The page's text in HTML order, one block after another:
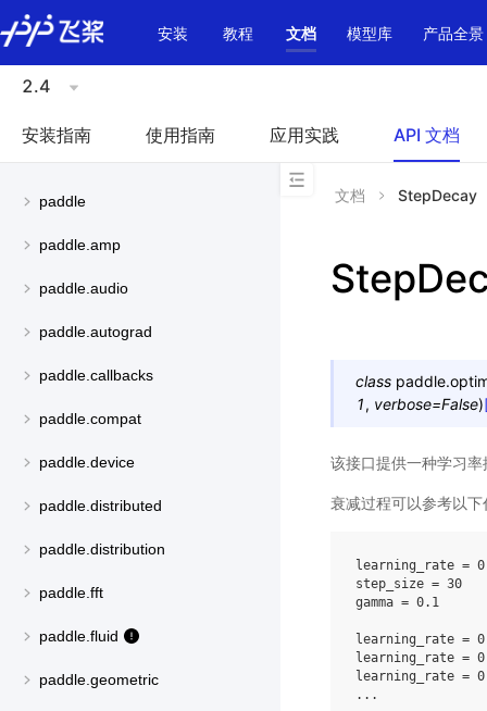
\u200E
安装
教程 文档 模型库 产品全景
2.4
安装指南 使用指南 应用实践 API 文档
paddle
paddle.amp
paddle.audio
paddle.autograd
paddle.callbacks
paddle.compat
paddle.device
paddle.distributed
paddle.distribution
paddle.fft
paddle.fluid
paddle.geometric
文档 StepDecay
class
1, verbose=False)
该接口提供一种学习
衰减过程可以参考以下
learning_rate =
step_size = 30
gamma = 0.1
learning_rate =
learning_rate =
learning_rate =